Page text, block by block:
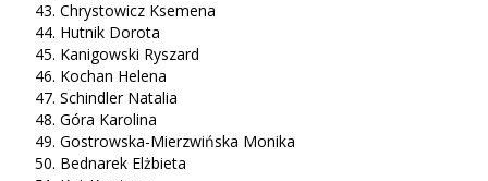
Chrystowicz Ksemena
Hutnik Dorota
Kanigowski Ryszard
Kochan Helena
Schindler Natalia
Góra Karolina
Gostrowska-Mierzwińska Monika
Bednarek Elżbieta